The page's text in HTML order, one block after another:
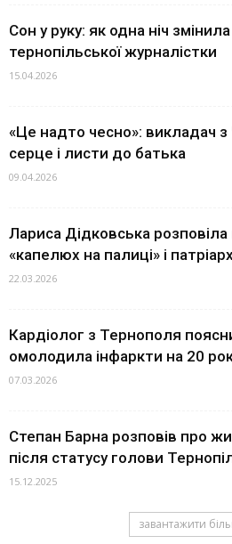
Сон у руку: як одна ніч
тернопільської журналістки
15.04.2026
«Це надто чесно»: викладач
серце і листи до батька
09.04.2026
Лариса Дідковська
«капелюх на палиці» і
22.03.2026
Кардіолог з Тернополя
омолодила інфаркти на 20
07.03.2026
Степан Барна розповів про
після статусу голови
15.12.2025
завантажити